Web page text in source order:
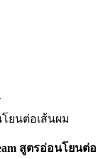
ยนต่อเส้นผม
สูตรอ่อนโยนต่อ